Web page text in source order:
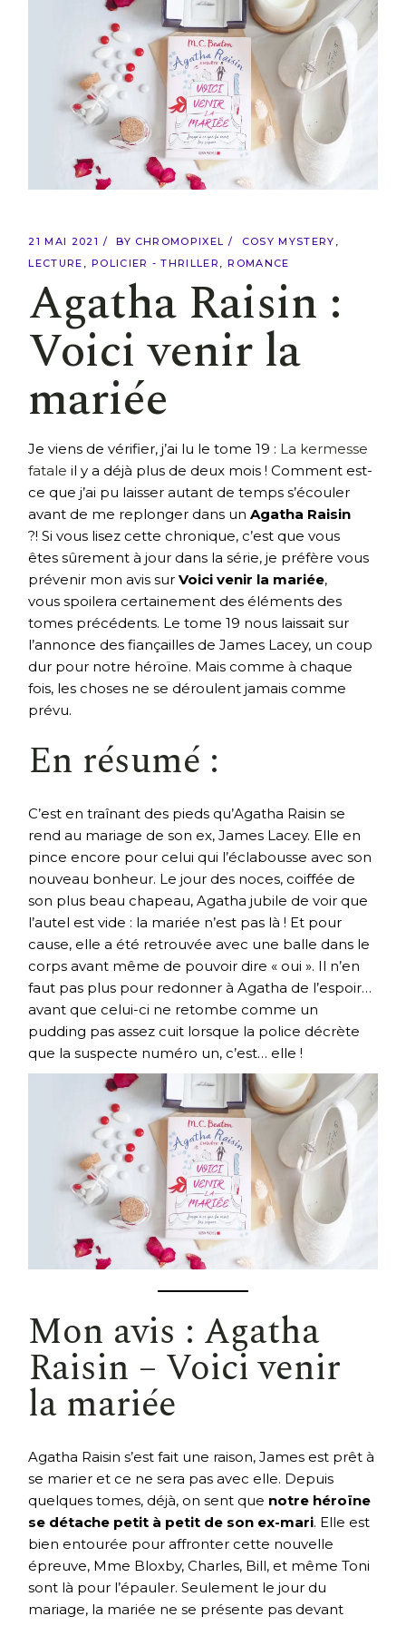
21 MAI 2021 BY CHROMOPIXEL
COSY MYSTERY
LECTURE
POLICIER - THRILLER ROMANCE
Agatha Raisin :
Voici venir la
mariée
Je viens de vérifier, j’ai lu le tome 19 : La kermesse
fatale il y a déjà plus de deux mois ! Comment est-
ce que j’ai pu laisser autant de temps s’écouler
avant de me replonger dans unAgatha Raisin
?! Si vous lisez cette chronique, c’est que vous
êtes sûrement à jour dans la série, je préfère vous
prévenir mon avis surVoici venir la mariée,
vous spoilera certainement des éléments des
tomes précédents. Le tome 19 nous laissait sur
l’annonce des fiançailles de James Lacey, un coup
dur pour notre héroïne. Mais comme à chaque
fois, les choses ne se déroulent jamais comme
prévu.
En résumé :
C’est en traînant des pieds qu’Agatha Raisin se
rend au mariage de son ex, James Lacey. Elle en
pince encore pour celui qui l’éclabousse avec son
nouveau bonheur. Le jour des noces, coiffée de
son plus beau chapeau, Agatha jubile de voir que
l’autel est vide : la mariée n’est pas là ! Et pour
cause, elle a été retrouvée avec une balle dans le
corps avant même de pouvoir dire « oui ». Il n’en
faut pas plus pour redonner à Agatha de l’espoir…
avant que celui-ci ne retombe comme un
pudding pas assez cuit lorsque la police décrète
que la suspecte numéro un, c’est… elle !
Mon avis : Agatha
Raisin – Voici venir
la mariée
Agatha Raisin s’est fait une raison, James est prêt à
se marier et ce ne sera pas avec elle. Depuis
quelques tomes, déjà, on sent que notre héroïne
se détache petit à petit de son ex-mari. Elle est
bien entourée pour affronter cette nouvelle
épreuve, Mme Bloxby, Charles, Bill, et même Toni
sont là pour l’épauler. Seulement le jour du
mariage, la mariée ne se présente pas devant